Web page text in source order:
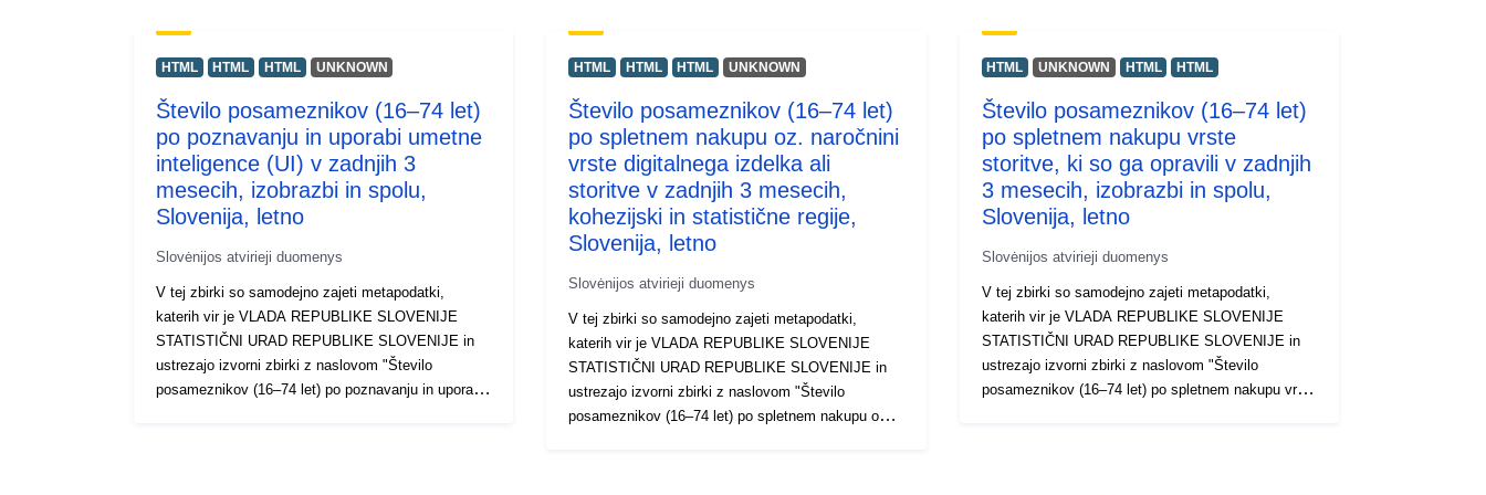
HTML HTML HTML UNKNOWN
Število posameznikov (16–74 let)
po poznavanju in uporabi umetne
inteligence (UI) v zadnjih 3
mesecih, izobrazbi in spolu,
Slovenija, letno
Slovėnijos atvirieji duomenys
V tej zbirki so samodejno zajeti metapodatki,
katerih vir je VLADA REPUBLIKE SLOVENIJE
STATISTIČNI URAD REPUBLIKE SLOVENIJE in
ustrezajo izvorni zbirki z naslovom "Število
posameznikov (16–74 let) po poznavanju in uporabi
HTML HTML HTML UNKNOWN
Število posameznikov (16–74 let)
po spletnem nakupu oz. naročnini
vrste digitalnega izdelka ali
storitve v zadnjih 3 mesecih,
kohezijski in statistične regije,
Slovenija, letno
Slovėnijos atvirieji duomenys
V tej zbirki so samodejno zajeti metapodatki,
katerih vir je VLADA REPUBLIKE SLOVENIJE
STATISTIČNI URAD REPUBLIKE SLOVENIJE in
ustrezajo izvorni zbirki z naslovom "Število
posameznikov (16–74 let) po spletnem nakupu oz.
HTML UNKNOWN HTML HTML
Število posameznikov (16–74 let)
po spletnem nakupu vrste
storitve, ki so ga opravili v zadnjih
3 mesecih, izobrazbi in spolu,
Slovenija, letno
Slovėnijos atvirieji duomenys
V tej zbirki so samodejno zajeti metapodatki,
katerih vir je VLADA REPUBLIKE SLOVENIJE
STATISTIČNI URAD REPUBLIKE SLOVENIJE in
ustrezajo izvorni zbirki z naslovom "Število
posameznikov (16–74 let) po spletnem nakupu vrste